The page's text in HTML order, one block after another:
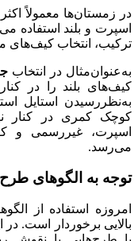
در زمستان‌ها معمولاً
اسپرت و بلند استفاده
ترکیب، انتخاب
به‌عنوان‌مثال در انتخاب
کیف‌های بلند را در
به‌نظررسیدن استایل
کوچک کمری در کنار
اسپرت، غیررسمی و
می‌رسد.
توجه به الگوهای
امروزه استفاده از
بالایی برخوردار است.